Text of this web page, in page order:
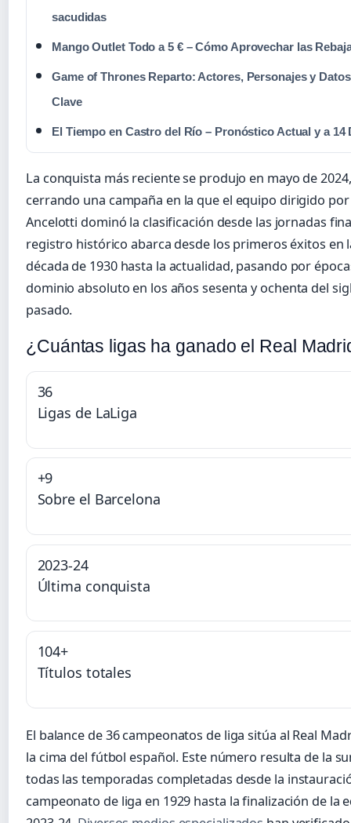
sacudidas
Mango Outlet Todo a 5 € – Cómo Aprovechar las
Game of Thrones Reparto: Actores, Personajes y Datos
Clave
El Tiempo en Castro del Río – Pronóstico Actual y a 14
La conquista más reciente se produjo en mayo de 2024,
cerrando una campaña en la que el equipo dirigido
Ancelotti dominó la clasificación desde las jornadas
registro histórico abarca desde los primeros éxitos en
década de 1930 hasta la actualidad, pasando por
dominio absoluto en los años sesenta y ochenta del
pasado.
¿Cuántas ligas ha ganado el Real
36
Ligas de LaLiga
+9
Sobre el Barcelona
2023-24
Última conquista
104+
Títulos totales
El balance de 36 campeonatos de liga sitúa al Real
la cima del fútbol español. Este número resulta de la
todas las temporadas completadas desde la
campeonato de liga en 1929 hasta la finalización de la